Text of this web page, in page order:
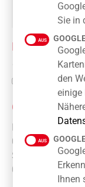
KONTAKT
Telefon: 030
Montag –
08:30 – 18:00
Samstag:
09:00 – 16:00 Uhr
Sie in
den
einige
Ihnen